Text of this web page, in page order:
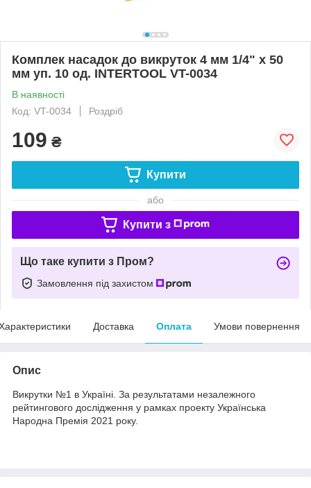
Комплек насадок до викруток 4 мм 1/4" x 50
мм уп. 10 од. INTERTOOL VT-0034
В наявності
Код: VT-0034
Роздріб
109 ₴
Купити
або
Купити з
Що таке купити з Пром?
Замовлення під захистом
Доставка Оплата Умови повернення
Опис
Викрутки №1 в Україні. За результатами незалежного
рейтингового дослідження у рамках проекту Українська
Народна Премія 2021 року.